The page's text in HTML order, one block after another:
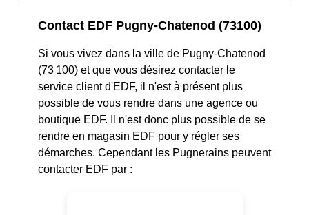
Contact EDF Pugny-Chatenod (73100)
Si vous vivez dans la ville de Pugny-Chatenod
(73 100) et que vous désirez contacter le
service client d'EDF, il n'est à présent plus
possible de vous rendre dans une agence ou
boutique EDF. Il n'est donc plus possible de se
rendre en magasin EDF pour y régler ses
démarches. Cependant les Pugnerains peuvent
contacter EDF par :